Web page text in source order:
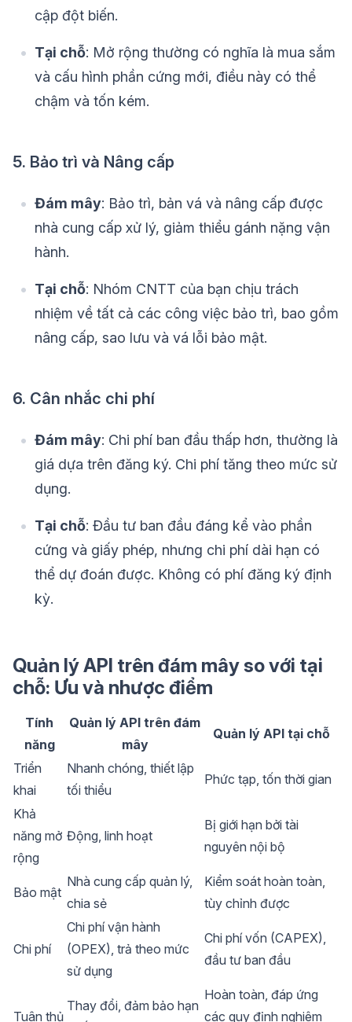
cập đột biến.
Tại chỗ: Mở rộng thường có nghĩa là mua sắm
và cấu hình phần cứng mới, điều này có thể
chậm và tốn kém.
5. Bảo trì và Nâng cấp
Đám mây: Bảo trì, bản vá và nâng cấp được
nhà cung cấp xử lý, giảm thiểu gánh nặng vận
hành.
Tại chỗ: Nhóm CNTT của bạn chịu trách
nhiệm về tất cả các công việc bảo trì, bao gồm
nâng cấp, sao lưu và vá lỗi bảo mật.
6. Cân nhắc chi phí
Đám mây: Chi phí ban đầu thấp hơn, thường là
giá dựa trên đăng ký. Chi phí tăng theo mức sử
dụng.
Tại chỗ: Đầu tư ban đầu đáng kể vào phần
cứng và giấy phép, nhưng chi phí dài hạn có
thể dự đoán được. Không có phí đăng ký định
kỳ.
Quản lý API trên đám mây so với tại
chỗ: Ưu và nhược điểm
Tính
năng
Quản lý API trên đám
mây
Quản lý API tại chỗ
Triển
khai
Nhanh chóng, thiết lập
tối thiểu
Phức tạp, tốn thời gian
Khả
năng mở
rộng
Động, linh hoạt
Bị giới hạn bởi tài
nguyên nội bộ
Bảo mật
Nhà cung cấp quản lý,
chia sẻ
Kiểm soát hoàn toàn,
tùy chỉnh được
Chi phí
Chi phí vận hành
(OPEX), trả theo mức
sử dụng
Chi phí vốn (CAPEX),
đầu tư ban đầu
Tuân thủ
Thay đổi, đảm bảo hạn
Hoàn toàn, đáp ứng
các quy định nghiêm